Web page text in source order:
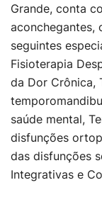
Grande, conta
aconchegantes,
seguintes
Fisioterapia
da Dor Crônica,
saúde mental,
disfunções
das disfunções
Integrativas e